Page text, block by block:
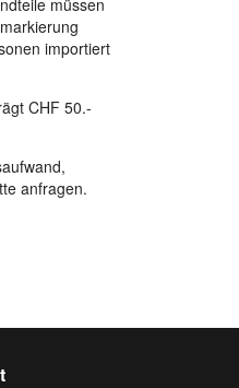
importiert
CHF 50.-
anfragen.